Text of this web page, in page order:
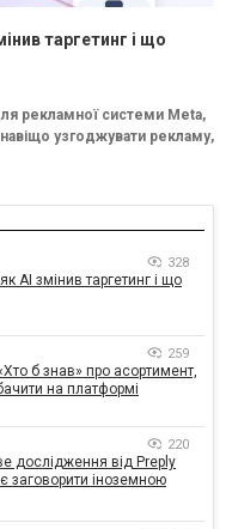
таргетинг і що
рекламної системи Meta,
узгоджувати рекламу,
328
AI змінив таргетинг і що
259
б знав» про асортимент,
на платформі
220
дослідження від Preply
заговорити іноземною